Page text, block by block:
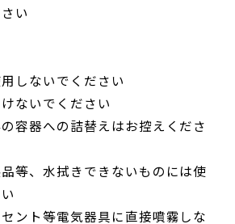
い
しないでください
ないでください
容器への詰替えはお控えくださ
等、水拭きできないものには使
ント等電気器具に直接噴霧しな